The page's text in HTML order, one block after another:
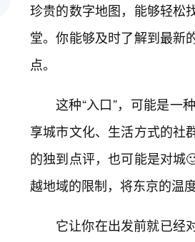
珍贵的数字地图，能够轻松
堂。你能够及时了解到最新
点。
这种“入口”，可能是一
享城市文化、生活方式的社
的独到点评，也可能是对城
越地域的限制，将东京的温
它让你在出发前就已经